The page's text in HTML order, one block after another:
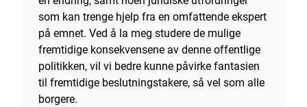
som kan trenge hjelp fra en omfattende ekspert
på emnet. Ved å la meg studere de mulige
fremtidige konsekvensene av denne offentlige
politikken, vil vi bedre kunne påvirke fantasien
til fremtidige beslutningstakere, så vel som alle
borgere.